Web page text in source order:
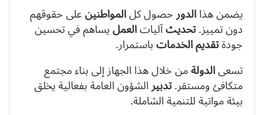
يضمن هذاالدورحصول كلالمواطنينعلى حقوقهم
دون تمييز.تحديثآلياتالعمليساهم في تحسين
جودةتقديم الخدماتباستمرار.
تسعىالدولةمن خلال هذا الجهاز إلى بناء مجتمع
متكافئ ومستقر.تدبيرالشؤون العامة بفعالية يخلق
بيئة مواتية للتنمية الشاملة.